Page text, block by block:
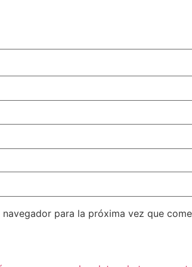
para la próxima vez que